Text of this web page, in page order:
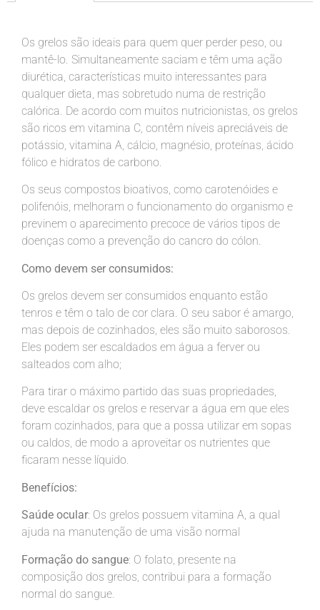
Os grelos são ideais para quem quer perder peso, ou
mantê-lo. Simultaneamente saciam e têm uma ação
diurética, características muito interessantes para
qualquer dieta, mas sobretudo numa de restrição
calórica. De acordo com muitos nutricionistas, os grelos
são ricos em vitamina C, contêm níveis apreciáveis de
potássio, vitamina A, cálcio, magnésio, proteínas, ácido
fólico e hidratos de carbono.
Os seus compostos bioativos, como carotenóides e
polifenóis, melhoram o funcionamento do organismo e
previnem o aparecimento precoce de vários tipos de
doenças como a prevenção do cancro do cólon.
Como devem ser consumidos:
Os grelos devem ser consumidos enquanto estão
tenros e têm o talo de cor clara. O seu sabor é amargo,
mas depois de cozinhados, eles são muito saborosos.
Eles podem ser escaldados em água a ferver ou
salteados com alho;
Para tirar o máximo partido das suas propriedades,
deve escaldar os grelos e reservar a água em que eles
foram cozinhados, para que a possa utilizar em sopas
ou caldos, de modo a aproveitar os nutrientes que
ficaram nesse líquido.
Benefícios:
Saúde ocular: Os grelos possuem vitamina A, a qual
ajuda na manutenção de uma visão normal
Formação do sangue: O folato, presente na
composição dos grelos, contribui para a formação
normal do sangue.